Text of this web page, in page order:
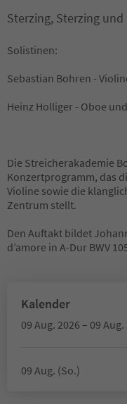
Sterzing, Sterzing
Solistinen:
Sebastian Bohren -
Heinz Holliger - Oboe
Die Streicherakademie
Konzertprogramm, das
Violine sowie die
Zentrum stellt.
Den Auftakt bildet
d’amore in A-Dur BWV
Kalender
09 Aug. 2026 – 09 Aug.
09 Aug. (So.)